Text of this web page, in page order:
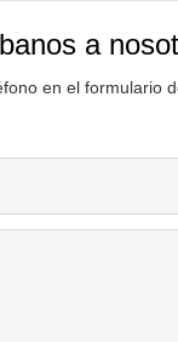
a
en el